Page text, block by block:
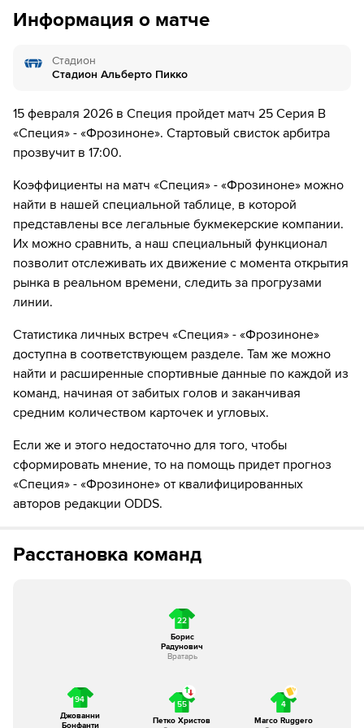
55´ Г О О О О Л - Фаре Гедьемис бьет в цель!
59´
Фросиноне делает замену. Джорджио Читтадини
уходит с поля, а Jacopo Gelli выходит на его замену.
59´
Специя делает замену. Ваня Влахович уходит с
поля, а Габриэле Артистико выходит на его замену.
63´
Леонардо Серникола уходит с поля. Christian
63´
Специя делает замену. Алессандро Бельмо уходит с
поля, а Лука Виньяли выходит на его замену.
73´
Антонио Раймондо уходит с поля. Массимо Зилли
73´
замену.
77´
Эммануэль Адамо получил желтую карточку от
судьи
87´
Желтую карточку получает Бенджамин Лхассин
90´
Gabriele Bracaglia уходит с поля. Никколо Коррадо
90´+1
Георгий Квернадзе уходит с поля. Antonio Fiori
Вот и все! Рефери свистит финальный свисток
Информация о матче
Стадион
Стадион Альберто Пикко
15 февраля 2026 в Специя пройдет матч 25 Серия B
«Специя» - «Фрозиноне». Стартовый свисток арбитра
прозвучит в 17:00.
Коэффициенты на матч «Специя» - «Фрозиноне» можно
найти в нашей специальной таблице, в которой
представлены все легальные букмекерские компании.
Их можно сравнить, а наш специальный функционал
позволит отслеживать их движение с момента открытия
рынка в реальном времени, следить за прогрузами
линии.
Статистика личных встреч «Специя» - «Фрозиноне»
доступна в соответствующем разделе. Там же можно
найти и расширенные спортивные данные по каждой из
команд, начиная от забитых голов и заканчивая
средним количеством карточек и угловых.
Если же и этого недостаточно для того, чтобы
сформировать мнение, то на помощь придет прогноз
«Специя» - «Фрозиноне» от квалифицированных
авторов редакции ODDS.
Расстановка команд
22
Борис
Радунович
Вратарь
94
Джованни
Бонфанти
55
Петко Христов
4
Marco Ruggero